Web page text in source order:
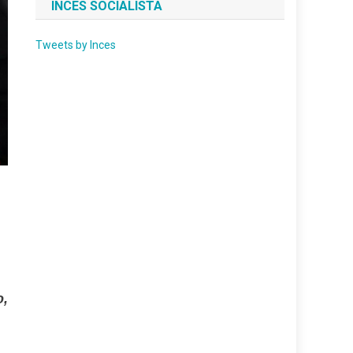
INCES SOCIALISTA
Tweets by Inces